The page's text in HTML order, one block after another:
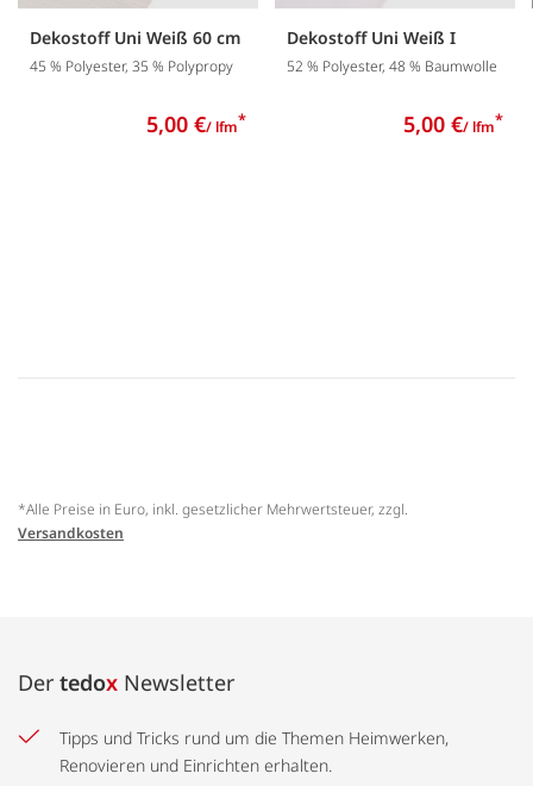
Dekostoff Uni Weiß 60 cm
45 % Polyester, 35 % Polypropy
5,00 €/ lfm*
Dekostoff Uni Weiß I
52 % Polyester, 48 % Baumwolle
5,00 €/ lfm*
*Alle Preise in Euro, inkl. gesetzlicher Mehrwertsteuer, zzgl.
Versandkosten
Der tedox Newsletter
Tipps und Tricks rund um die Themen Heimwerken,
Renovieren und Einrichten erhalten.